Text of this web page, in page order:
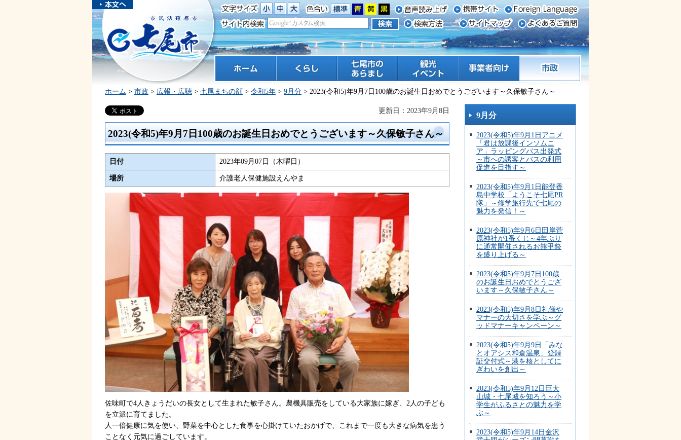
本文へスキ
ップしま
す。
市民活躍都市 七尾市
七尾市のあらまし 観光 イベント 市政
ホーム > 市政 > 広報・広聴 > 七尾まちの顔 > 令和5年 > 9月分 > 2023(令和5)年9月7日100歳のお誕生日おめでとうございます～久保敏子さん～
更新日：2023年9月8日
2023(令和5)年9月7日100歳のお誕生日おめでとうございます～久保敏子さん～
日付 2023年09月07日（木曜日）
場所 介護老人保健施設えんやま
佐味町で4人きょうだいの長女として生まれた敏子さん。農機具販売をしている大家族に嫁ぎ、2人の子ども
を立派に育てました。
人一倍健康に気を使い、野菜を中心とした食事を心掛けていたおかげで、これまで一度も大きな病気を患う
ことなく元気に過ごしています。
9月分
2023(令和5)年9月1日アニメ
「君は放課後インソムニ
ア」ラッピングバス出発式
～市への誘客とバスの利用
促進を目指す～
2023(令和5)年9月1日能登香
島中学校「ようこそ七尾PR
隊」～修学旅行先で七尾の
魅力を発信！～
2023(令和5)年9月6日田岸菅
原神社が1番くじ～4年ぶり
に通常開催されるお熊甲祭
を盛り上げる～
2023(令和5)年9月7日100歳
のお誕生日おめでとうござ
います～久保敏子さん～
2023(令和5)年9月8日礼儀や
マナーの大切さを学ぶ～グ
ッドマナーキャンペーン～
2023(令和5)年9月9日「みな
とオアシス和倉温泉」登録
証交付式～港を核としてに
ぎわいを創出～
2023(令和5)年9月12日巨大
山城・七尾城を知ろう～小
学生がふるさとの魅力を学
ぶ～
2023(令和5)年9月14日金沢